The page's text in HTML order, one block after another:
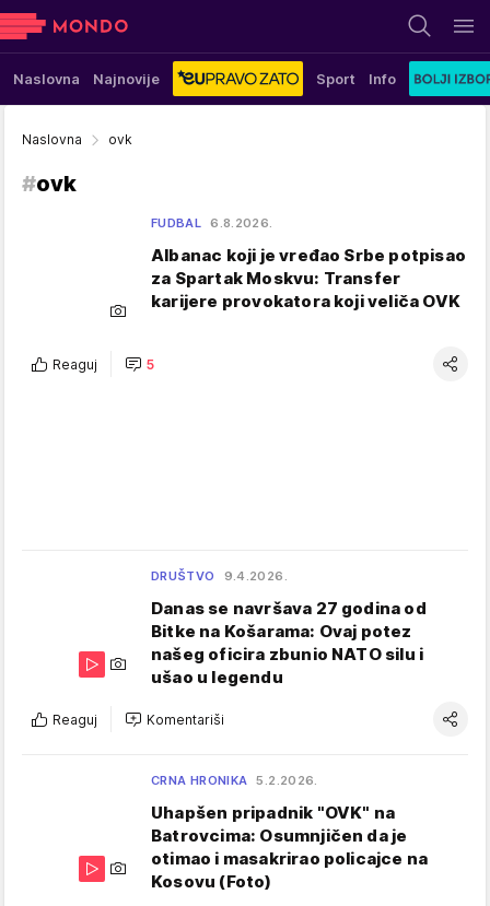
Naslovna Najnovije Sport Info
Naslovna ovk
#ovk
FUDBAL 6.8.2026.
Albanac koji je vređao Srbe potpisao
za Spartak Moskvu: Transfer
karijere provokatora koji veliča OVK
Reaguj 5
DRUŠTVO 9.4.2026.
Danas se navršava 27 godina od
Bitke na Košarama: Ovaj potez
našeg oficira zbunio NATO silu i
ušao u legendu
Reaguj Komentariši
CRNA HRONIKA 5.2.2026.
Uhapšen pripadnik "OVK" na
Batrovcima: Osumnjičen da je
otimao i masakrirao policajce na
Kosovu (Foto)